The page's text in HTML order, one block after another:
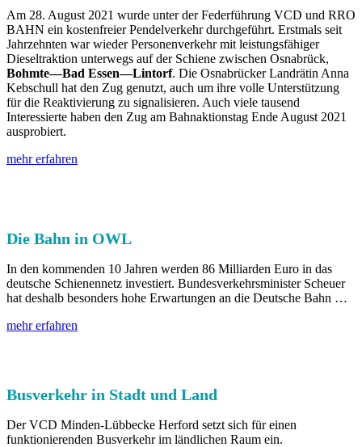
Am 28. August 2021 wurde unter der Federführung VCD und RRO
BAHN ein kostenfreier Pendelverkehr durchgeführt. Erstmals seit
Jahrzehnten war wieder Personenverkehr mit leistungsfähiger
Dieseltraktion unterwegs auf der Schiene zwischen Osnabrück,
Bohmte—Bad Essen—Lintorf. Die Osnabrücker Landrätin Anna
Kebschull hat den Zug genutzt, auch um ihre volle Unterstützung
für die Reaktivierung zu signalisieren. Auch viele tausend
Interessierte haben den Zug am Bahnaktionstag Ende August 2021
ausprobiert.
mehr erfahren
Die Bahn in OWL
In den kommenden 10 Jahren werden 86 Milliarden Euro in das
deutsche Schienennetz investiert. Bundesverkehrsminister Scheuer
hat deshalb besonders hohe Erwartungen an die Deutsche Bahn …
mehr erfahren
Busverkehr in Stadt und Land
Der VCD Minden-Lübbecke Herford setzt sich für einen
funktionierenden Busverkehr im ländlichen Raum ein.